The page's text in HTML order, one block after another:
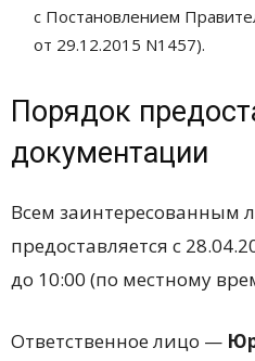
с Постановлением
от 29.12.2015 N1457).
Порядок
документации
Всем заинтересованным
предоставляется с
до 10:00 (по местному
Ответственное лицо —